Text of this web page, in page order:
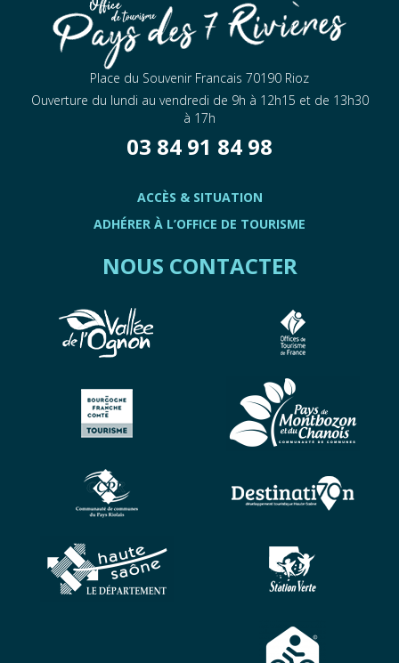
Place du Souvenir Francais 70190 Rioz
Ouverture du lundi au vendredi de 9h à 12h15 et de 13h30
à 17h
03 84 91 84 98
ACCÈS & SITUATION
ADHÉRER À L’OFFICE DE TOURISME
NOUS CONTACTER